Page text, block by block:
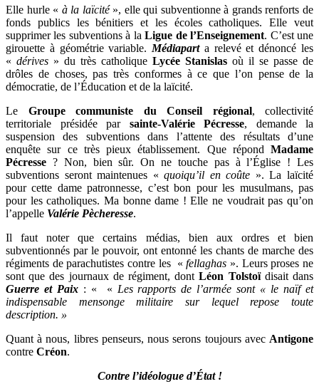
Elle hurle « à la laïcité», elle qui subventionne à grands renforts de
fonds publics les bénitiers et les écoles catholiques. Elle veut
supprimer les subventions à laLigue de l’Enseignement. C’est une
girouette à géométrie variable.Médiaparta relevé et dénoncé les
« dérives » du très catholique Lycée Stanislas où il se passe de
drôles de choses, pas très conformes à ce que l’on pense de la
démocratie, de l’Éducation et de la laïcité.
Le Groupe communiste du Conseil régional, collectivité
territoriale présidée par sainte-Valérie Pécresse, demande la
suspension des subventions dans l’attente des résultats d’une
enquête sur ce très pieux établissement. Que répond Madame
Pécresse ? Non, bien sûr. On ne touche pas à l’Église ! Les
subventions seront maintenues «quoiqu’il en coûte ». La laïcité
pour cette dame patronnesse, c’est bon pour les musulmans, pas
pour les catholiques. Ma bonne dame ! Elle ne voudrait pas qu’on
l’appelle Valérie Pècheresse.
Il faut noter que certains médias, bien aux ordres et bien
subventionnés par le pouvoir, ont entonné les chants de marche des
régiments de parachutistes contre les «fellaghas ». Leurs proses ne
sont que des journaux de régiment, dontLéon Tolstoïdisait dans
Guerre et Paix: « « Les rapports de l’armée sont « le naïf et
indispensable mensonge militaire sur lequel repose toute
description. »
Quant à nous, libres penseurs, nous serons toujours avec Antigone
contre Créon.
Contre l’idéologue d’État !